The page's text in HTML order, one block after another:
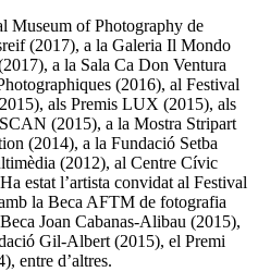
Museum of Photography de
(2017), a la Galeria Il Mondo
a la Sala Ca Don Ventura
(2016), al Festival
als Premis LUX (2015), als
(2015), a la Mostra Stripart
(2014), a la Fundació Setba
(2012), al Centre Cívic
estat l’artista convidat al Festival
la Beca AFTM de fotografia
Joan Cabanas-Alibau (2015),
Gil-Albert (2015), el Premi
entre d’altres.